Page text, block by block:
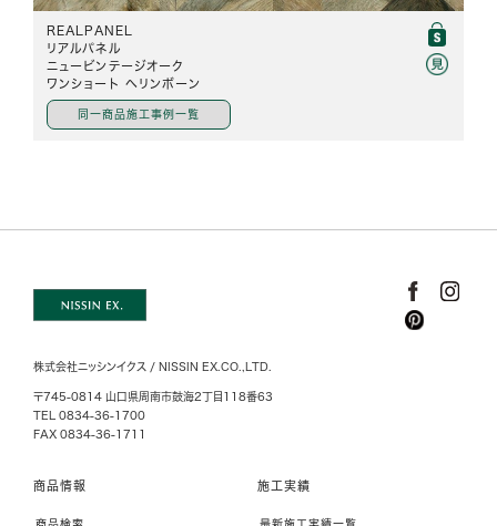
REALPANEL
リアルパネル
ニュービンテージオーク
ワンショート ヘリンボーン
同一商品施工事例一覧
株式会社ニッシンイクス / NISSIN EX.CO.,LTD.
〒745-0814 山口県周南市鼓海2丁目118番63
TEL 0834-36-1700
FAX 0834-36-1711
商品情報
商品検索
施工実績
最新施工実績一覧